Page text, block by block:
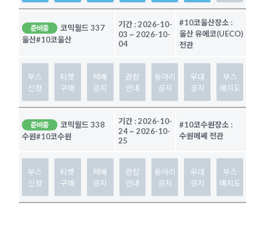
준비중
코믹월드 337
울산#10코울산
기간 :2026-10-
03 ~ 2026-10-
04
#10코울산장소 :
울산 유에코(UECO)
전관
부스
신청
티켓
구매
택배
공지
관람
안내
동아리
공지
무대
공지
부스
배치도
준비중
코믹월드 338
수원#10코수원
기간 :2026-10-
24~ 2026-10-
25
#10코수원장소 :
수원메쎄 전관
부스
신청
티켓
구매
택배
공지
관람
안내
동아리
공지
무대
공지
부스
배치도